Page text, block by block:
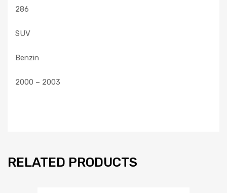
286
SUV
Benzin
2000 – 2003
RELATED PRODUCTS